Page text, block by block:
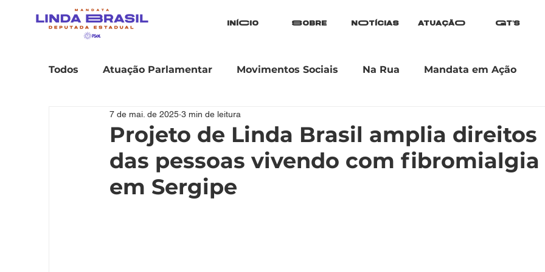
iníCio Sobre nOtícias atuaçãO Gt's
Todos Atuação Parlamentar Movimentos Sociais Na Rua Mandata em Ação
Projeto de Linda Brasil amplia direitos
das pessoas vivendo com fibromialgia
em Sergipe
7 de mai. de 2025 3 min de leitura